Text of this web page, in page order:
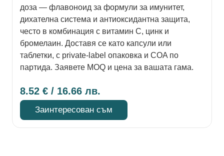
доза — флавоноид за формули за имунитет,
дихателна система и антиоксидантна защита,
често в комбинация с витамин C, цинк и
бромелаин. Доставя се като капсули или
таблетки, с private-label опаковка и COA по
партида. Заявете MOQ и цена за вашата гама.
8.52 € / 16.66 лв.
Заинтересован съм